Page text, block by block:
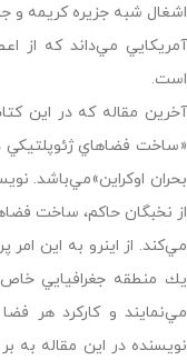
اشغال شبه جزيره كريمه و
آمريكايي مي‌داند كه از
است.
آخرين مقاله كه در اين
«ساخت فضاهاي
بحران اوكراين»مي‌باشد.
از نخبگان حاكم، ساخت
مي‌كند. از اينرو به اين
يك منطقه جغرافيايي
مي‌نمايند و كاركرد هر
نويسنده در اين مقاله به